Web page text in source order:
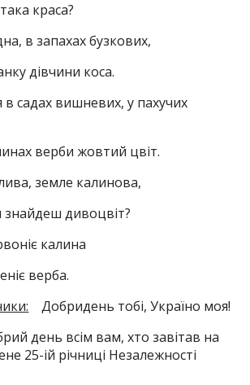
краса?
в запахах бузкових,
дівчини коса.
садах вишневих, у пахучих
верби жовтий цвіт.
земле калинова,
знайдеш дивоцвіт?
калина
верба.
Добридень тобі, Україно моя!
день всім вам, хто завітав на
25-ій річниці Незалежності